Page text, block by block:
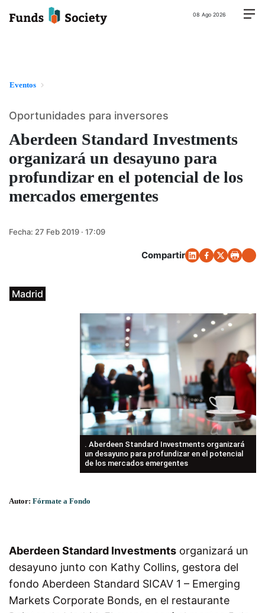
08 Ago 2026
Eventos
Aberdeen Standard Investments
organizará un desayuno para
profundizar en el potencial de los
mercados emergentes
Oportunidades para inversores
Fecha: 27 Feb 2019 · 17:09
Compartir
Madrid
. Aberdeen Standard Investments organizará
un desayuno para profundizar en el potencial
de los mercados emergentes
Autor: Fórmate a Fondo
Aberdeen Standard Investments organizará un
desayuno junto con Kathy Collins, gestora del
fondo Aberdeen Standard SICAV 1 – Emerging
Markets Corporate Bonds, en el restaurante